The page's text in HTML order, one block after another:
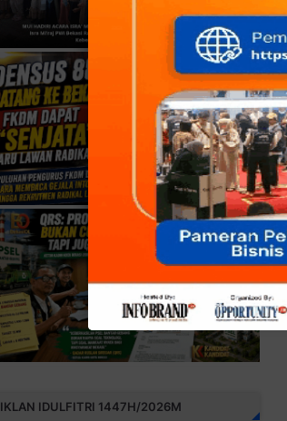
IKLAN IDULFITRI 1447H/2026M